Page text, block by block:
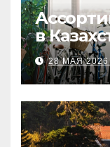
в
28 МАЯ